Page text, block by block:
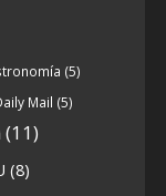
facebook
(5)
Mail (5)
(11)
(8)